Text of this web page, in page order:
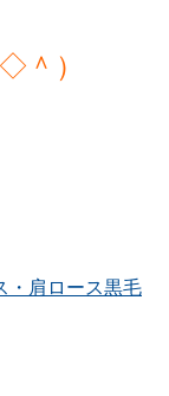
＾）
・肩ロース黒毛